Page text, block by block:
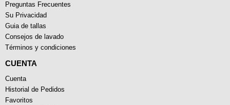
Preguntas Frecuentes
Su Privacidad
Guia de tallas
Consejos de lavado
Términos y condiciones
CUENTA
Cuenta
Historial de Pedidos
Favoritos